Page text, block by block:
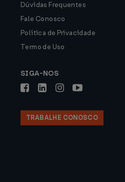
Dúvidas Frequentes
Fale Conosco
Política de Privacidade
Termo de Uso
SIGA-NOS
TRABALHE CONOSCO